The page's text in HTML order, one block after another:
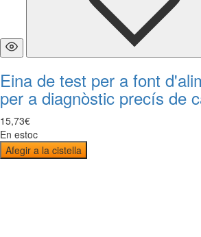
Eina de test per a font
per a diagnòstic precís de
15,73€
En estoc
Afegir a la cistella